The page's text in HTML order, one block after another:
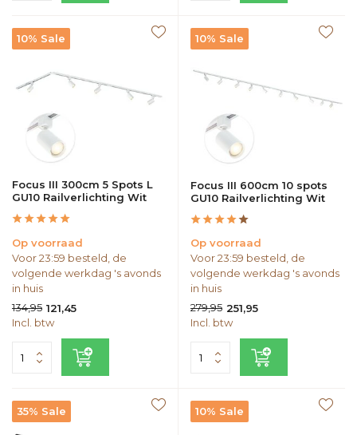
10% Sale
Focus III 300cm 5 Spots L
GU10 Railverlichting Wit
Op voorraad
Voor 23:59 besteld, de
volgende werkdag 's avonds
in huis
134,95 121,45
Incl. btw
10% Sale
Focus III 600cm 10 spots
GU10 Railverlichting Wit
Op voorraad
Voor 23:59 besteld, de
volgende werkdag 's avonds
in huis
279,95 251,95
Incl. btw
35% Sale 10% Sale